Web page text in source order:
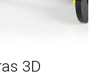
3D